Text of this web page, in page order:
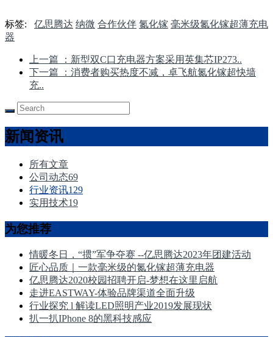
标签: 亿思腾达 纳微 合作伙伴 氮化镓 毫米级氮化镓超薄充电
器
上一篇
：新型双C口充电器方案采用英集芯IP273..
下一篇
：消费者购买热度不减，卓飞航氮化镓超快墙
充..
新闻资讯
所有文章
公司动态69
行业资讯129
实用技术19
为您推荐
情暖冬日，“掼”军争夺赛 --亿思腾达2023年团建活动
匠心品质｜一款毫米级的氮化镓超薄充电器
亿思腾达2020校园招聘开启-梦想在这里启航
走进EASTWAY-体验品牌渠道全面升级
行业探究 l 解读LED照明产业2019发展现状
扒一扒IPhone 8的黑科技感应